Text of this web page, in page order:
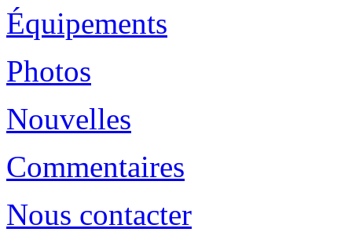
Équipements
Photos
Nouvelles
Commentaires
Nous contacter